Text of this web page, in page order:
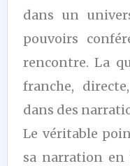
dans un
pouvoirs
rencontre. La
franche,
dans des
Le véritable
sa narration en